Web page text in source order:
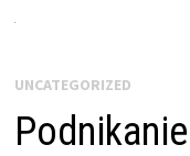
UNCATEGORIZED